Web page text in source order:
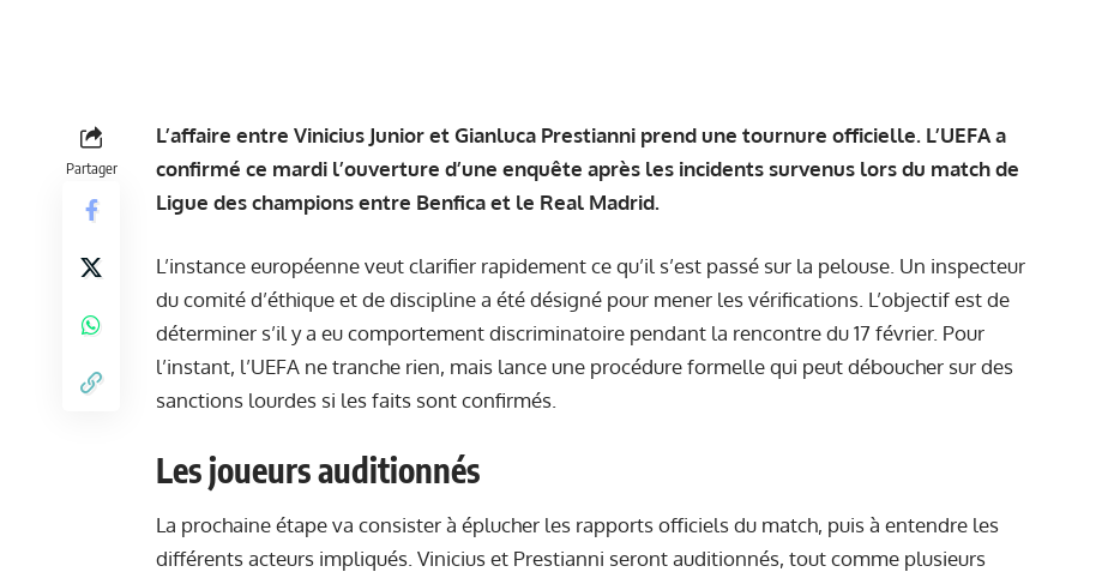
Partager
L’affaire entre Vinicius Junior et Gianluca Prestianni prend une tournure officielle. L’UEFA a
confirmé ce mardi l’ouverture d’une enquête après les incidents survenus lors du match de
Ligue des champions entre Benfica et le Real Madrid.
L’instance européenne veut clarifier rapidement ce qu’il s’est passé sur la pelouse. Un inspecteur
du comité d’éthique et de discipline a été désigné pour mener les vérifications. L’objectif est de
déterminer s’il y a eu comportement discriminatoire pendant la rencontre du 17 février. Pour
l’instant, l’UEFA ne tranche rien, mais lance une procédure formelle qui peut déboucher sur des
sanctions lourdes si les faits sont confirmés.
Les joueurs auditionnés
La prochaine étape va consister à éplucher les rapports officiels du match, puis à entendre les
différents acteurs impliqués. Vinicius et Prestianni seront auditionnés, tout comme plusieurs